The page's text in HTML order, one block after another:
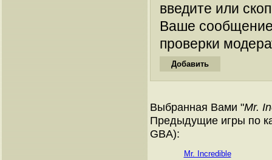
введите или
Ваше
проверки
Выбранная Вами "Mr.
Предыдущие игры по
GBA):
Mr. Incredible